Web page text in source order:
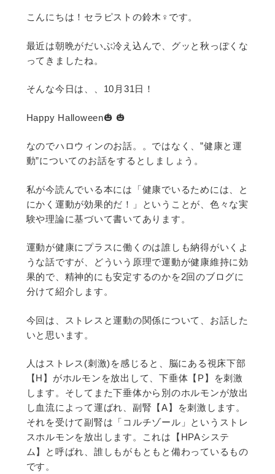
こんにちは！セラピストの鈴木♀です。
最近は朝晩がだいぶ冷え込んで、グッと秋っぽくな
ってきましたね。
そんな今日は、、10月31日！
Happy Halloween🎃 🎃
なのでハロウィンのお話。。ではなく、”健康と運
動”についてのお話をするとしましょう。
私が今読んでいる本には「健康でいるためには、と
にかく運動が効果的だ！」ということが、色々な実
験や理論に基づいて書いてあります。
運動が健康にプラスに働くのは誰しも納得がいくよ
うな話ですが、どういう原理で運動が健康維持に効
果的で、精神的にも安定するのかを2回のブログに
分けて紹介します。
今回は、ストレスと運動の関係について、お話した
いと思います。
人はストレス(刺激)を感じると、脳にある視床下部
【H】がホルモンを放出して、下垂体【P】を刺激
します。そしてまた下垂体から別のホルモンが放出
し血流によって運ばれ、副腎【A】を刺激します。
それを受けて副腎は「コルチゾール」というストレ
スホルモンを放出します。これは【HPAシステ
ム】と呼ばれ、誰しもがもともと備わっているもの
です。